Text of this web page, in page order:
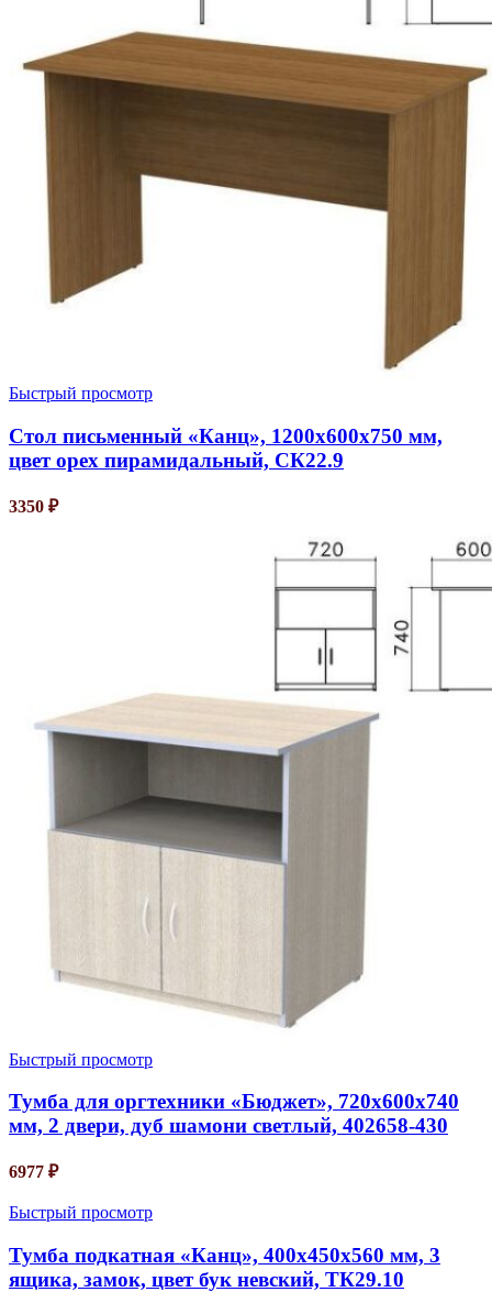
Быстрый просмотр
Стол письменный «Канц», 1200х600х750 мм,
цвет орех пирамидальный, СК22.9
3350 ₽
Быстрый просмотр
Тумба для оргтехники «Бюджет», 720х600х740
мм, 2 двери, дуб шамони светлый, 402658-430
6977 ₽
Быстрый просмотр
Тумба подкатная «Канц», 400х450х560 мм, 3
ящика, замок, цвет бук невский, ТК29.10